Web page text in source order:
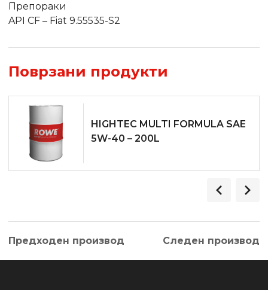
Препораки
API CF – Fiat 9.55535-S2
Поврзани продукти
HIGHTEC MULTI FORMULA SAE
5W-40 – 200L
Предходен производ Следен производ